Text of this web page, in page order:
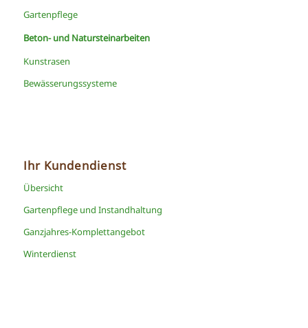
Gartenpflege
Beton- und Natursteinarbeiten
Kunstrasen
Bewässerungssysteme
Ihr Kundendienst
Übersicht
Gartenpflege und Instandhaltung
Ganzjahres-Komplettangebot
Winterdienst